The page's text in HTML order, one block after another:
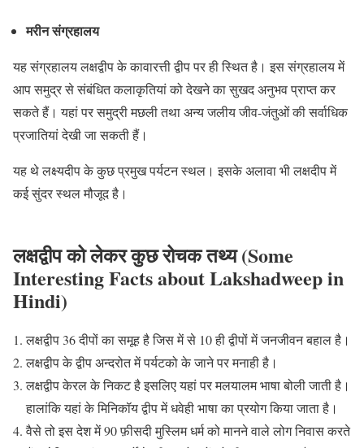
मरीन संग्रहालय
यह संग्रहालय लक्षद्वीप के कावारत्ती द्वीप पर ही स्थित है। इस संग्रहालय में
आप समुद्र से संबंधित कलाकृतियां को देखने का सुखद अनुभव प्राप्त कर
सकते हैं। यहां पर समुद्री मछली तथा अन्य जलीय जीव-जंतुओं की सर्वाधिक
प्रजातियां देखी जा सकती हैं।
यह थे लक्ष्यदीप के कुछ प्रमुख पर्यटन स्थल। इसके अलावा भी लक्षदीप में
कई सुंदर स्थल मौजूद है।
लक्षद्वीप को लेकर कुछ रोचक तथ्य (Some
Interesting Facts about Lakshadweep in
Hindi)
लक्षद्वीप 36 दीपों का समूह है जिस में से 10 ही द्वीपों में जनजीवन बहाल है।
लक्षद्वीप के द्वीप अन्दरोत में पर्यटको के जाने पर मनाही है।
लक्षद्वीप केरल के निकट है इसलिए यहां पर मलयालम भाषा बोली जाती है।
हालांकि यहां के मिनिकॉय द्वीप में धवेही भाषा का प्रयोग किया जाता है।
वैसे तो इस देश में 90 फ़ीसदी मुस्लिम धर्म को मानने वाले लोग निवास करते